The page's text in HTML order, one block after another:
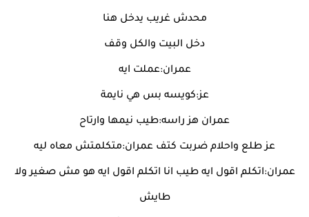
محدش غريب يدخل هنا
دخل البيت والكل وقف
عمران:عملت ايه
عز:كويسه بس هي نايمة
عمران هز راسه:طيب نيمها وارتاح
عز طلع واحلام ضربت كتف عمران:متكلمتش معاه ليه
عمران:اتكلم اقول ايه طيب انا اتكلم اقول ايه هو مش صغير ولا
طايش